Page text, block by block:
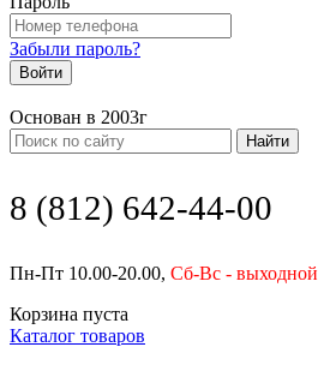
Забыли пароль?
Войти
Основан в 2003г
Найти
8 (812) 642-44-00
Пн-Пт 10.00-20.00, Сб-Вс - выходной
Корзина пуста
Каталог товаров